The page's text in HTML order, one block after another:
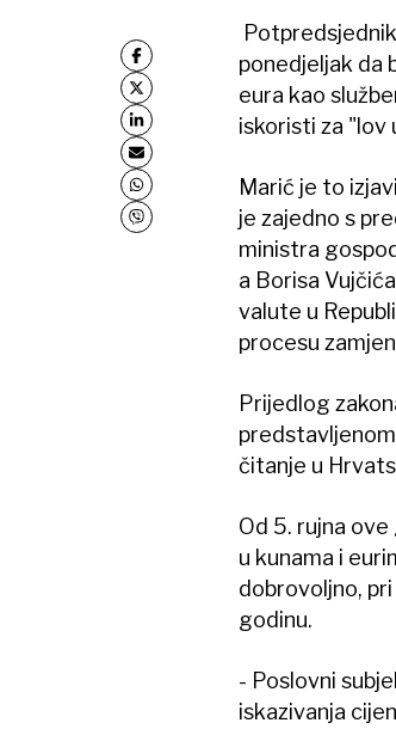
ponedjeljak da
eura kao
iskoristi za "lov
Marić je to
je zajedno s
ministra
a Borisa
valute u
procesu
Prijedlog
čitanje u
Od 5. rujna
u kunama i
dobrovoljno,
godinu.
- Poslovni
iskazivanja